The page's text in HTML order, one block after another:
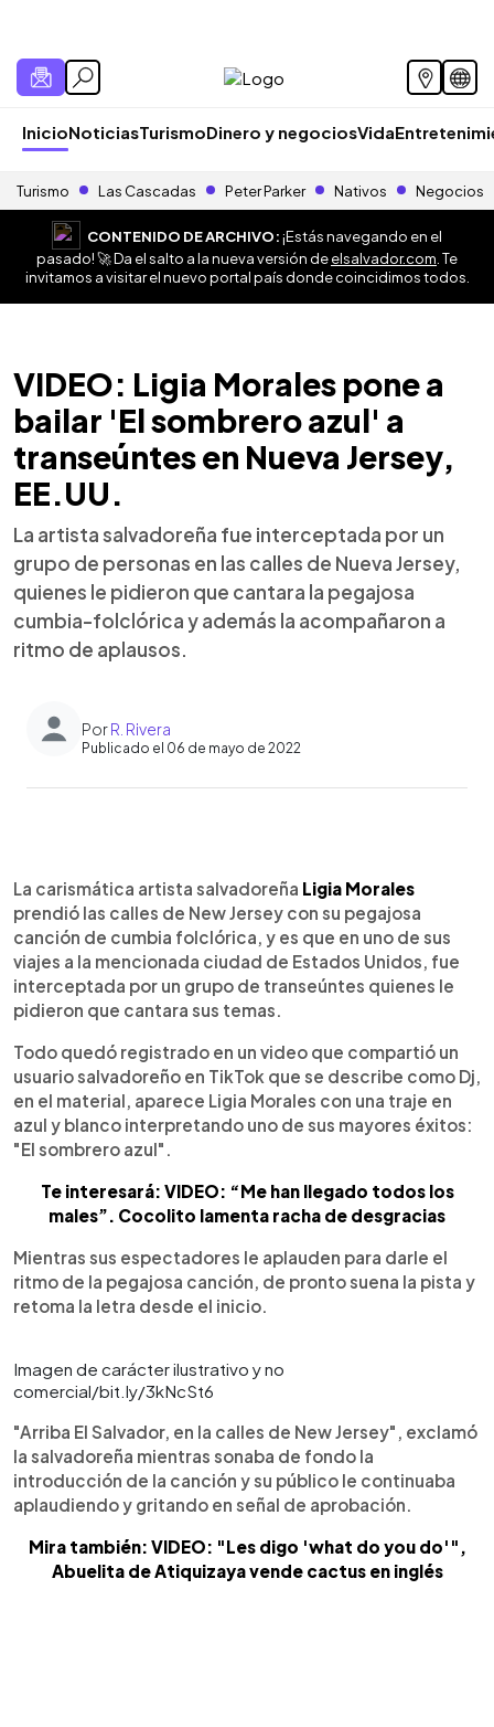
InicioNoticiasTurismoDinero y negociosVida
Turismo Las Cascadas Peter Parker Nativos Negocios
CONTENIDO DE ARCHIVO:¡Estás navegando en el
pasado! 🚀 Da el salto a la nueva versión deelsalvador.com . Te
invitamos a visitar el nuevo portal país donde coincidimos todos.
VIDEO: Ligia Morales pone a
bailar 'El sombrero azul' a
transeúntes en Nueva Jersey,
EE.UU.
La artista salvadoreña fue interceptada por un
grupo de personas en las calles de Nueva Jersey,
quienes le pidieron que cantara la pegajosa
cumbia-folclórica y además la acompañaron a
ritmo de aplausos.
PorR. Rivera
Publicado el 06 de mayo de 2022
► Escuchar artículo
La carismática artista salvadoreña Ligia Morales
prendió las calles de New Jersey con su pegajosa
canción de cumbia folclórica, y es que en uno de sus
viajes a la mencionada ciudad de Estados Unidos, fue
interceptada por un grupo de transeúntes quienes le
pidieron que cantara sus temas.
Todo quedó registrado en un video que compartió un
usuario salvadoreño en TikTok que se describe como Dj,
en el material, aparece Ligia Morales con una traje en
azul y blanco interpretando uno de sus mayores éxitos:
"El sombrero azul".
Te interesará: VIDEO: “Me han llegado todos los
males”. Cocolito lamenta racha de desgracias
Mientras sus espectadores le aplauden para darle el
ritmo de la pegajosa canción, de pronto suena la pista y
retoma la letra desde el inicio.
Imagen de carácter ilustrativo y no
comercial/bit.ly/3kNcSt6
"Arriba El Salvador, en la calles de New Jersey", exclamó
la salvadoreña mientras sonaba de fondo la
introducción de la canción y su público le continuaba
aplaudiendo y gritando en señal de aprobación.
Mira también: VIDEO: "Les digo 'what do you do'",
Abuelita de Atiquizaya vende cactus en inglés